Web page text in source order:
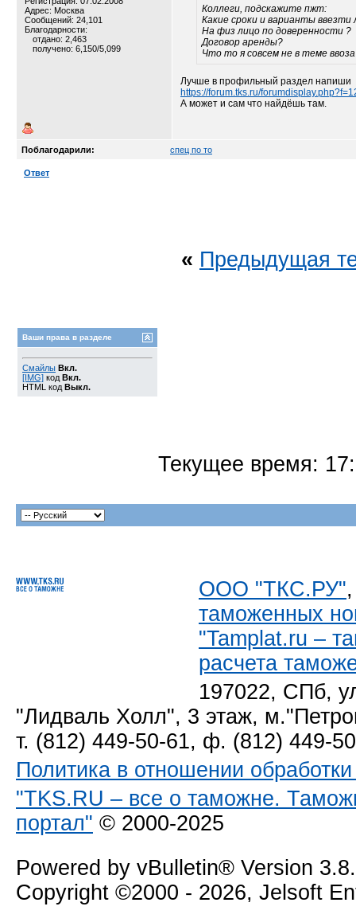
Адрес: Москва
Сообщений: 24,101
Благодарности:
отдано: 2,463
получено: 6,150/5,099
Коллеги, подскажите пжт:
Какие сроки и варианты
На физ лицо по доверенности ?
Договор аренды?
Что то я совсем не в теме
Лучше в профильный раздел напиши
https://forum.tks.ru/
А может и сам что найдёшь там.
Поблагодарили: спец по то
Ответ
« Предыдущая
Ваши права в разделе
Смайлы Вкл.
[IMG] код Вкл.
HTML код Выкл.
Текущее время:
ООО "ТКС.РУ"
таможенных
"Tamplat.ru –
расчета
197022, СПб,
"Лидваль Холл", 3 этаж,
т. (812) 449-50-61, ф. (812) 449-
Политика в отношении
"TKS.RU – все о таможне.
портал" © 2000-2025
Powered by vBulletin® Version
Copyright ©2000 - 2026, Jelsoft